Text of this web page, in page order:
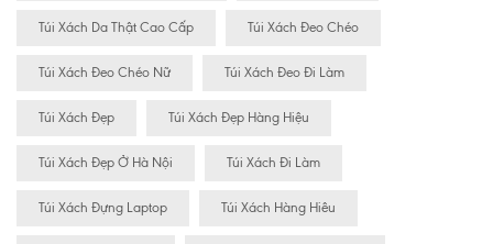
Túi Xách Da Thật Cao Cấp Túi Xách Đeo Chéo
Túi Xách Đeo Chéo Nữ Túi Xách Đeo Đi Làm
Túi Xách Đẹp Túi Xách Đẹp Hàng Hiệu
Túi Xách Đẹp Ở Hà Nội Túi Xách Đi Làm
Túi Xách Đựng Laptop Túi Xách Hàng Hiêu